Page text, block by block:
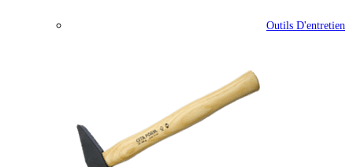
Outils D'entretien